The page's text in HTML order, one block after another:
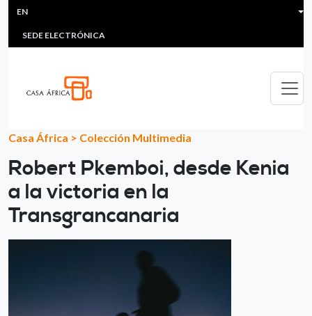
Skip to main content
HEADER MENU
MULTIMEDIA
SEDE ELECTRÓNICA
EN
Casa África > Colección Multimedia
Robert Pkemboi, desde Kenia
a la victoria en la
Transgrancanaria